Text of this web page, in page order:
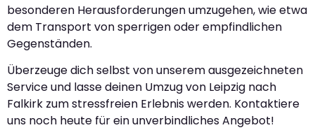
besonderen Herausforderungen umzugehen, wie etwa
dem Transport von sperrigen oder empfindlichen
Gegenständen.
Überzeuge dich selbst von unserem ausgezeichneten
Service und lasse deinen Umzug von Leipzig nach
Falkirk zum stressfreien Erlebnis werden. Kontaktiere
uns noch heute für ein unverbindliches Angebot!